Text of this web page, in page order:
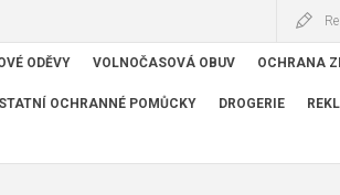
ODĚVY VOLNOČASOVÁ OBUV OCHRANA
OCHRANNÉ POMŮCKY DROGERIE